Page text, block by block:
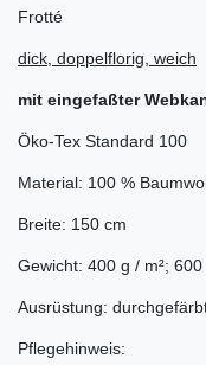
Frotté
dick, doppelflorig, weich
mit eingefaßter
Öko-Tex Standard 100
Material: 100 %
Breite: 150 cm
Gewicht: 400 g / m²; 600
Ausrüstung:
Pflegehinweis: